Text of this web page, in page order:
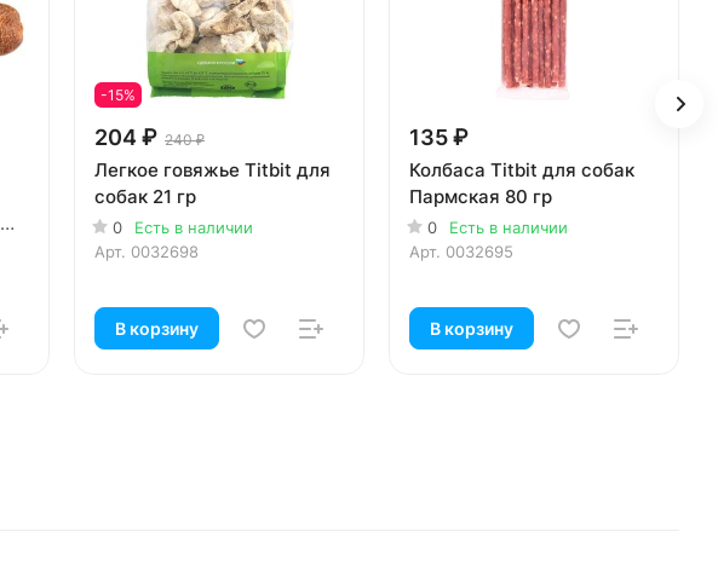
-15%
204 ₽ 240 ₽
Легкое говяжье Titbit для
собак 21 гр
0
Есть в наличии
Арт. 0032698
В корзину
135 ₽
Колбаса Titbit для собак
Пармская 80 гр
0
Есть в наличии
Арт. 0032695
В корзину